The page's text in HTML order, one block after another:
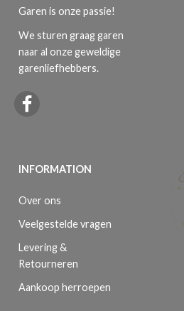
Garen is onze passie!
We sturen graag garen
naar al onze geweldige
garenliefhebbers.
INFORMATION
Over ons
Veelgestelde vragen
Levering &
Retourneren
Aankoop herroepen